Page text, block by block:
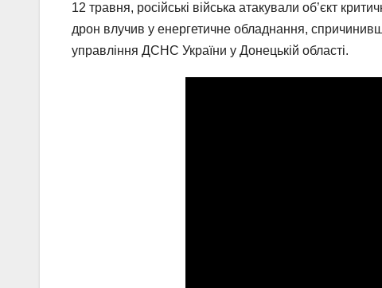
12 травня, російські війська атакували об’єкт
дрон влучив у енергетичне обладнання,
управління ДСНС України у Донецькій області.